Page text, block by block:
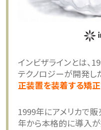
インビザラインとは、
テクノロジーが開発し
正装置を装着する矯
1999年にアメリカで
年から本格的に導入が